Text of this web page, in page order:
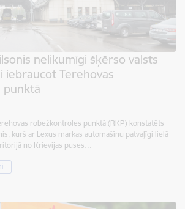
nelikumīgi šķērso valsts
iebraucot Terehovas
punktā
robežkontroles punktā (RKP) konstatēts
kurš ar Lexus markas automašīnu patvaļīgi lielā
no Krievijas puses…